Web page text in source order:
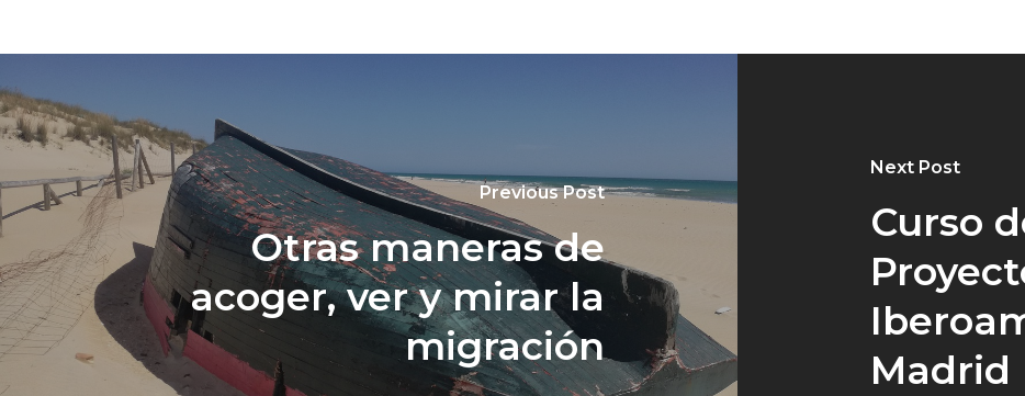
Previous Post
Otras maneras de
acoger, ver y mirar la
migración
Next Post
Curso
Madrid